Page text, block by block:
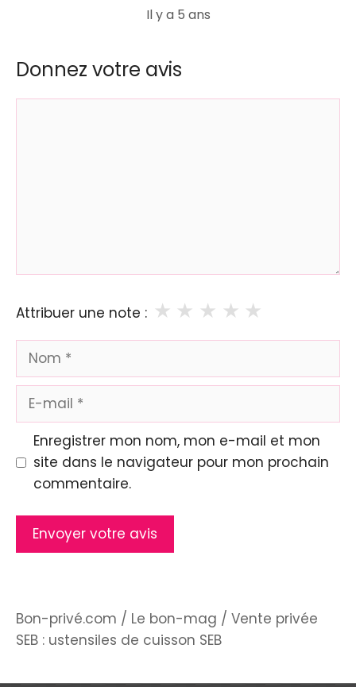
Il y a 5 ans
Donnez votre avis
Attribuer une note : ★
★
★
★
★
Nom
Enregistrer mon nom, mon e-mail et mon
site dans le navigateur pour mon prochain
commentaire.
Bon-privé.com / Le bon-mag / Vente privée
SEB : ustensiles de cuisson SEB